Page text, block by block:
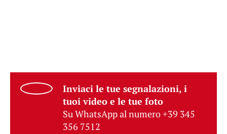
Inviaci le tue segnalazioni, i
tuoi video e le tue foto
Su WhatsApp al numero +39 345
356 7512